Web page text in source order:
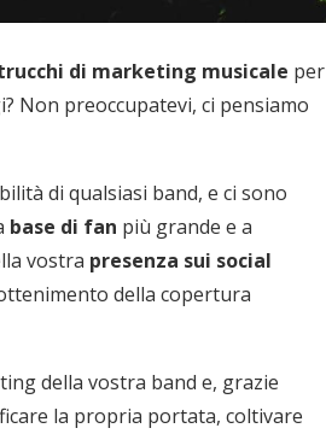
di marketing musicale per
Non preoccupatevi, ci pensiamo
di qualsiasi band, e ci sono
base di fan più grande e a
vostra presenza sui social
della copertura
della vostra band e, grazie
la propria portata, coltivare